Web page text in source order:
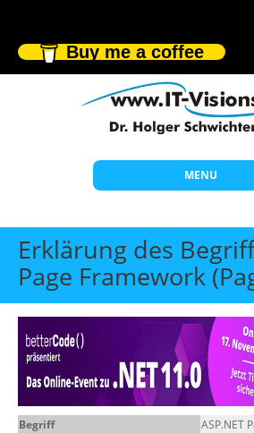
Buy me a coffee
MENU
Start
Themen
Individuelle Schulungen
Offene Seminare
Wissen
Erklärung des
Page Framework
Begriff
ASP.NET